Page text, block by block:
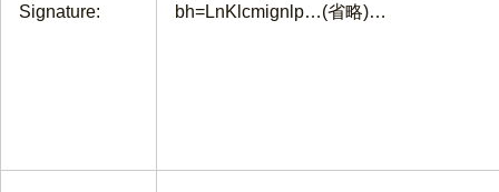
Signature:
bh=LnKlcmignlp…(省略)…